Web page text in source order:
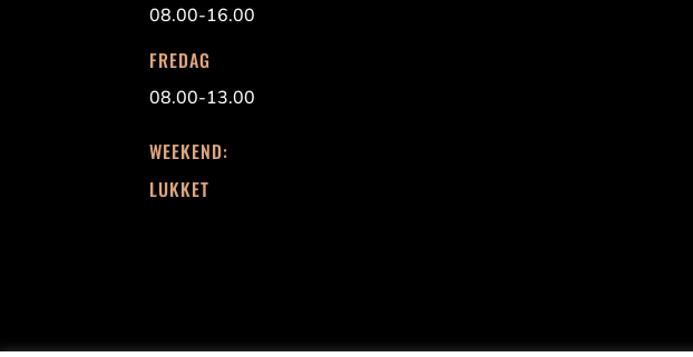
08.00-16.00
FREDAG
08.00-13.00
WEEKEND:
LUKKET